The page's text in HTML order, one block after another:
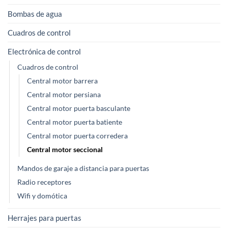
Bombas de agua
Cuadros de control
Electrónica de control
Cuadros de control
Central motor barrera
Central motor persiana
Central motor puerta basculante
Central motor puerta batiente
Central motor puerta corredera
Central motor seccional
Mandos de garaje a distancia para puertas
Radio receptores
Wifi y domótica
Herrajes para puertas